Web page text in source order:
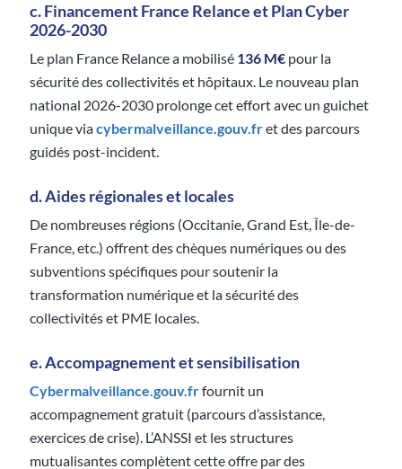
c. Financement France Relance et Plan Cyber
2026-2030
Le plan France Relance a mobilisé 136 M€ pour la
sécurité des collectivités et hôpitaux. Le nouveau plan
national 2026-2030 prolonge cet effort avec un guichet
unique viacybermalveillance.gouv.fret des parcours
guidés post-incident.
d. Aides régionales et locales
De nombreuses régions (Occitanie, Grand Est, Île-de-
France, etc.) offrent des chèques numériques ou des
subventions spécifiques pour soutenir la
transformation numérique et la sécurité des
collectivités et PME locales.
e. Accompagnement et sensibilisation
Cybermalveillance.gouv.frfournit un
accompagnement gratuit (parcours d’assistance,
exercices de crise). L’ANSSI et les structures
mutualisantes complètent cette offre par des